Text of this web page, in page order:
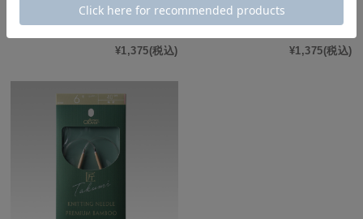
Clover(クロバー)「匠」輪針-S 8
¥1,375(税込)
Clover(クロバー)「匠」輪針-S 7
¥1,375(税込)